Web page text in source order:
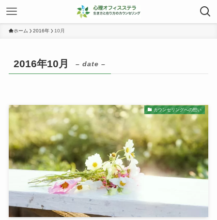
ホーム 2016年 10月
2016年10月 – date –
カウンセリングへの想い